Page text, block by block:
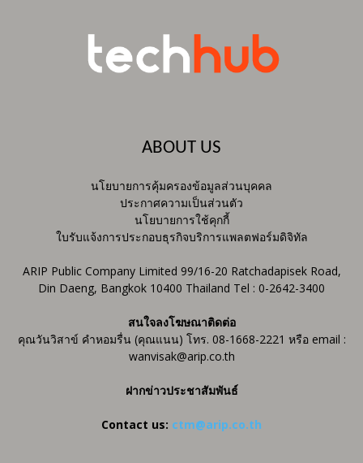
ABOUT US
นโยบายการคุ้มครองข้อมูลส่วนบุคคล
ประกาศความเป็นส่วนตัว
นโยบายการใช้คุกกี้
ใบรับแจ้งการประกอบธุรกิจบริการแพลตฟอร์มดิจิทัล
ARIP Public Company Limited 99/16-20 Ratchadapisek Road,
Din Daeng, Bangkok 10400 Thailand Tel : 0-2642-3400
สนใจลงโฆษณาติดต่อ
คุณวันวิสาข์ คำหอมรื่น (คุณแนน) โทร. 08-1668-2221 หรือ email :
wanvisak@arip.co.th
ฝากข่าวประชาสัมพันธ์
Contact us: ctm@arip.co.th